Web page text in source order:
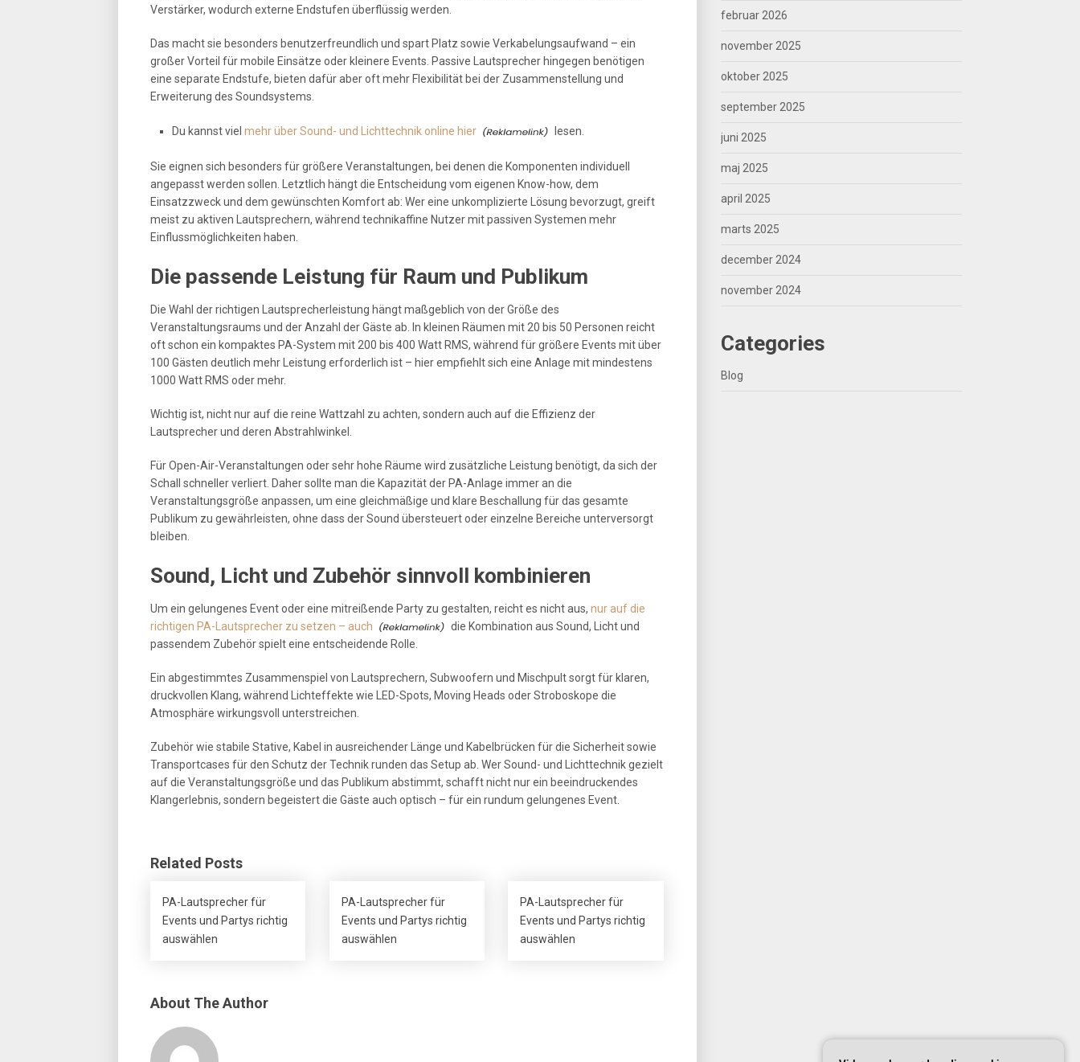
Verstärker, wodurch externe Endstufen überflüssig werden.
Das macht sie besonders benutzerfreundlich und spart Platz sowie Verkabelungsaufwand – ein
großer Vorteil für mobile Einsätze oder kleinere Events. Passive Lautsprecher hingegen benötigen
eine separate Endstufe, bieten dafür aber oft mehr Flexibilität bei der Zusammenstellung und
Erweiterung des Soundsystems.
Du kannst viel mehr über Sound- und Lichttechnik online hier lesen.
Sie eignen sich besonders für größere Veranstaltungen, bei denen die Komponenten individuell
angepasst werden sollen. Letztlich hängt die Entscheidung vom eigenen Know-how, dem
Einsatzzweck und dem gewünschten Komfort ab: Wer eine unkomplizierte Lösung bevorzugt, greift
meist zu aktiven Lautsprechern, während technikaffine Nutzer mit passiven Systemen mehr
Einflussmöglichkeiten haben.
Die passende Leistung für Raum und Publikum
Die Wahl der richtigen Lautsprecherleistung hängt maßgeblich von der Größe des
Veranstaltungsraums und der Anzahl der Gäste ab. In kleinen Räumen mit 20 bis 50 Personen reicht
oft schon ein kompaktes PA-System mit 200 bis 400 Watt RMS, während für größere Events mit über
100 Gästen deutlich mehr Leistung erforderlich ist – hier empfiehlt sich eine Anlage mit mindestens
1000 Watt RMS oder mehr.
Wichtig ist, nicht nur auf die reine Wattzahl zu achten, sondern auch auf die Effizienz der
Lautsprecher und deren Abstrahlwinkel.
Für Open-Air-Veranstaltungen oder sehr hohe Räume wird zusätzliche Leistung benötigt, da sich der
Schall schneller verliert. Daher sollte man die Kapazität der PA-Anlage immer an die
Veranstaltungsgröße anpassen, um eine gleichmäßige und klare Beschallung für das gesamte
Publikum zu gewährleisten, ohne dass der Sound übersteuert oder einzelne Bereiche unterversorgt
bleiben.
Sound, Licht und Zubehör sinnvoll kombinieren
Um ein gelungenes Event oder eine mitreißende Party zu gestalten, reicht es nicht aus, nur auf die
richtigen PA-Lautsprecher zu setzen – auch
die Kombination aus Sound, Licht und
passendem Zubehör spielt eine entscheidende Rolle.
Ein abgestimmtes Zusammenspiel von Lautsprechern, Subwoofern und Mischpult sorgt für klaren,
druckvollen Klang, während Lichteffekte wie LED-Spots, Moving Heads oder Stroboskope die
Atmosphäre wirkungsvoll unterstreichen.
Zubehör wie stabile Stative, Kabel in ausreichender Länge und Kabelbrücken für die Sicherheit sowie
Transportcases für den Schutz der Technik runden das Setup ab. Wer Sound- und Lichttechnik gezielt
auf die Veranstaltungsgröße und das Publikum abstimmt, schafft nicht nur ein beeindruckendes
Klangerlebnis, sondern begeistert die Gäste auch optisch – für ein rundum gelungenes Event.
Related Posts
PA-Lautsprecher für
Events und Partys richtig
auswählen
PA-Lautsprecher für
Events und Partys richtig
auswählen
PA-Lautsprecher für
Events und Partys richtig
auswählen
About The Author
februar 2026
november 2025
oktober 2025
september 2025
juni 2025
maj 2025
april 2025
marts 2025
december 2024
november 2024
Categories
Blog